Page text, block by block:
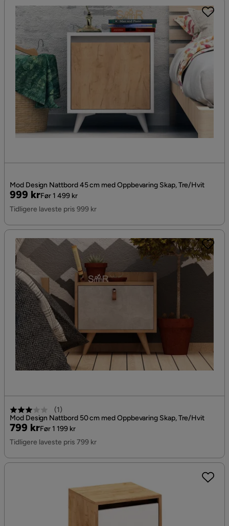
Mod Design Nattbord 45 cm med Oppbevaring Skap, Tre/Hvit
Pris
999 kr
Original
Pris
Før 1 499 kr
Tidligere laveste pris 999 kr
(1)
Mod Design Nattbord 50 cm med Oppbevaring Skap, Tre/Hvit
Pris
799 kr
Original
Pris
Før 1 199 kr
Tidligere laveste pris 799 kr